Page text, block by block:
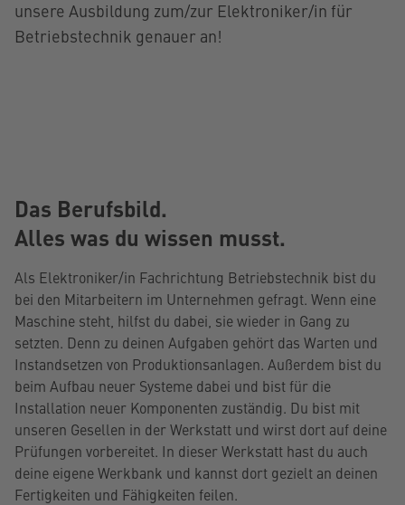
unsere Ausbildung zum/zur Elektroniker/in für
Betriebstechnik genauer an!
Das Berufsbild.
Alles was du wissen musst.
Als Elektroniker/in Fachrichtung Betriebstechnik bist du
bei den Mitarbeitern im Unternehmen gefragt. Wenn eine
Maschine steht, hilfst du dabei, sie wieder in Gang zu
setzten. Denn zu deinen Aufgaben gehört das Warten und
Instandsetzen von Produktionsanlagen. Außerdem bist du
beim Aufbau neuer Systeme dabei und bist für die
Installation neuer Komponenten zuständig. Du bist mit
unseren Gesellen in der Werkstatt und wirst dort auf deine
Prüfungen vorbereitet. In dieser Werkstatt hast du auch
deine eigene Werkbank und kannst dort gezielt an deinen
Fertigkeiten und Fähigkeiten feilen.